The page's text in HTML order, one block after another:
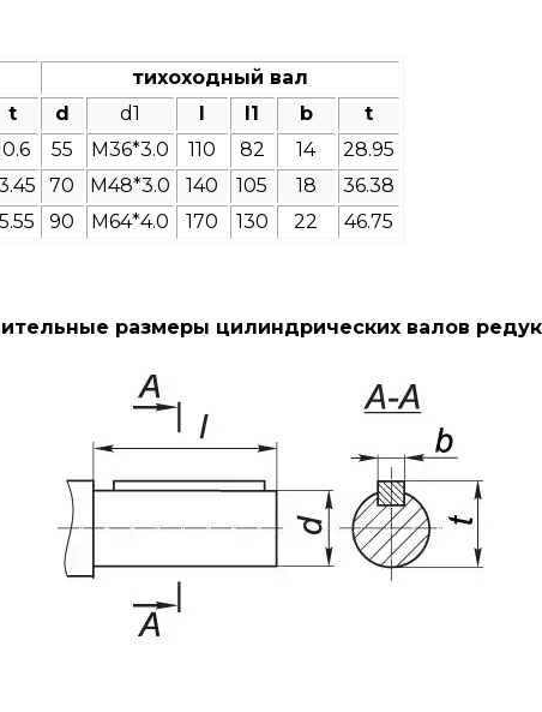
тихоходный вал
t d d1 l l1 b
t
55 M36*3.0 110 82 14
28.95
70 M48*3.0 140 105 18
36.38
90 M64*4.0 170 130 22 46.75
размеры цилиндрических валов